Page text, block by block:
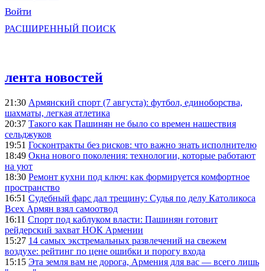
Войти
РАСШИРЕННЫЙ ПОИСК
лента новостей
21:30 Армянский спорт (7 августа): футбол, единоборства,
шахматы, легкая атлетика
20:37 Такого как Пашинян не было со времен нашествия
сельджуков
19:51 Госконтракты без рисков: что важно знать исполнителю
18:49 Окна нового поколения: технологии, которые работают
на уют
18:30 Ремонт кухни под ключ: как формируется комфортное
пространство
16:51 Судебный фарс дал трещину: Судья по делу Католикоса
Всех Армян взял самоотвод
16:11 Спорт под каблуком власти: Пашинян готовит
рейдерский захват НОК Армении
15:27 14 самых экстремальных развлечений на свежем
воздухе: рейтинг по цене ошибки и порогу входа
15:15 Эта земля вам не дорога, Армения для вас — всего лишь